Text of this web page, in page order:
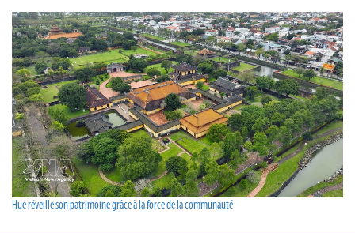
Hue réveille son patrimoine grâce à la force de la communauté